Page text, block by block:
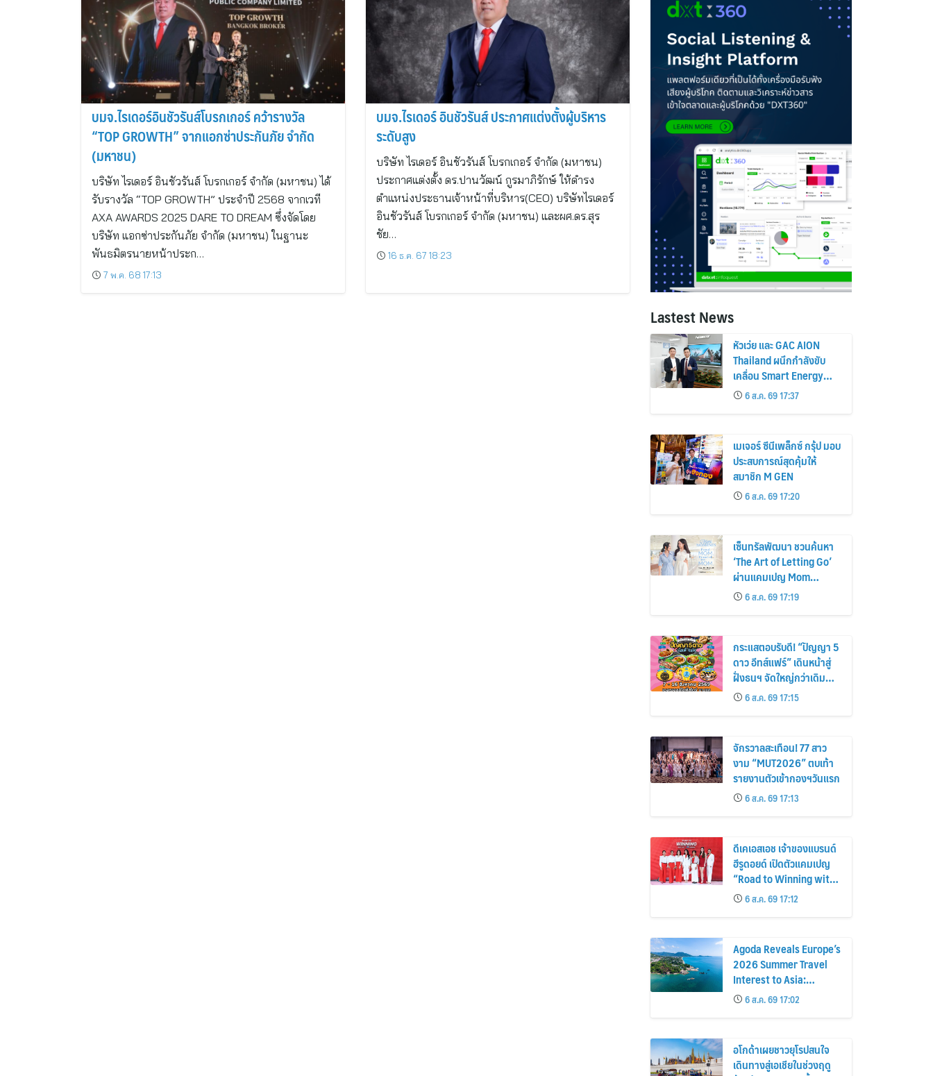
บมจ.ไรเดอร์อินชัวรันส์โบรกเกอร์ คว้ารางวัล
“TOP GROWTH” จากแอกซ่าประกันภัย จำกัด
(มหาชน)
บริษัท ไรเดอร์ อินชัวรันส์ โบรกเกอร์ จำกัด (มหาชน) ได้
รับรางวัล “TOP GROWTH” ประจำปี 2568 จากเวที
AXA AWARDS 2025 DARE TO DREAM ซึ่งจัดโดย
บริษัท แอกซ่าประกันภัย จำกัด (มหาชน) ในฐานะ
พันธมิตรนายหน้าประก…
7 พ.ค. 68 17:13
บมจ.ไรเดอร์ อินชัวรันส์ ประกาศแต่งตั้งผู้บริหาร
ระดับสูง
บริษัท ไรเดอร์ อินชัวรันส์ โบรกเกอร์ จำกัด (มหาชน)
ประกาศแต่งตั้ง ดร.ปานวัฒน์ กูรมาภิรักษ์ ให้ดำรง
ตำแหน่งประธานเจ้าหน้าที่บริหาร(CEO) บริษัทไรเดอร์
อินชัวรันส์ โบรกเกอร์ จำกัด (มหาชน) และผศ.ดร.สุร
ชัย…
16 ธ.ค. 67 18:23
Lastest News
หัวเว่ย และ GAC AION
Thailand ผนึกกำลังขับ
เคลื่อน Smart Energy
Ecosystem เชื่อม GAC
GN8 PHEV รถยนต์ MPV
ระดับพรีเมียม เข้ากับ
พลังงานแสงอาทิตย์ภายใน
บ้าน
6 ส.ค. 69 17:37
เมเจอร์ ซีนีเพล็กซ์ กรุ้ป มอบ
ประสบการณ์สุดคุ้มให้
สมาชิก M GEN
6 ส.ค. 69 17:20
เซ็นทรัลพัฒนา ชวนค้นหา
‘The Art of Letting Go’
ผ่านแคมเปญ Mom
Moments: Proud Mom.
Proud of My Mom.
6 ส.ค. 69 17:19
กระแสตอบรับดี! “ปัญญา 5
ดาว อีทส์แฟร์” เดินหน้าสู่
ฝั่งธนฯ จัดใหญ่กว่าเดิม
ร้านเด็ดเพิ่ม อิ่มฟิน 10 วัน
เต็ม!
6 ส.ค. 69 17:15
จักรวาลสะเทือน! 77 สาว
งาม “MUT2026” ตบเท้า
รายงานตัวเข้ากองฯวันแรก
6 ส.ค. 69 17:13
ดีเคเอสเอช เจ้าของแบรนด์
ฮีรูดอยด์ เปิดตัวแคมเปญ
“Road to Winning with
the MPS Science”
6 ส.ค. 69 17:12
Agoda Reveals Europe’s
2026 Summer Travel
Interest to Asia:
Bangkok, Koh Samui,
and Pattaya Among the
Top Cities
6 ส.ค. 69 17:02
อโกด้าเผยชาวยุโรปสนใจ
เดินทางสู่เอเชียในช่วงฤดู